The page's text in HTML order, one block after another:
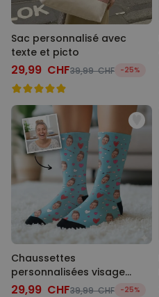
Sac personnalisé avec
texte et picto
29,99 CHF39,99 CHF -25%
Chaussettes
personnalisées visage
motifs amour
29,99 CHF39,99 CHF -25%